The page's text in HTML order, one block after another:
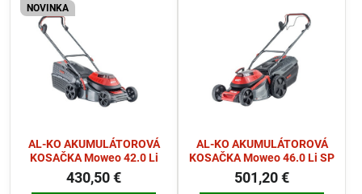
NOVINKA
AL-KO AKUMULÁTOROVÁ
KOSAČKA Moweo 42.0 Li
430,50 €
AL-KO AKUMULÁTOROVÁ
KOSAČKA Moweo 46.0 Li SP
501,20 €